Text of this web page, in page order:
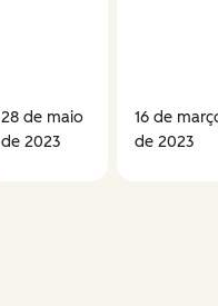
28 de maio
de 2023
16 de
de 2023